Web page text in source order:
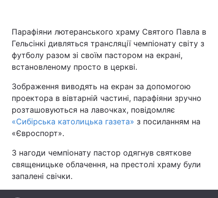
Україна Політика
Економіка Світ
Техно і зв'язок Лайт
Парафіяни лютеранського храму Святого Павла в
Гельсінкі дивляться трансляції чемпіонату світу з
футболу разом зі своїм пастором на екрані,
встановленому просто в церкві.
Зображення виводять на екран за допомогою
проектора в вівтарній частині, парафіяни зручно
розташовуються на лавочках, повідомляє
«Сибірська католицька газета» з посиланням на
«Євроспорт».
З нагоди чемпіонату пастор одягнув святкове
священицьке облачення, на престолі храму були
запалені свічки.